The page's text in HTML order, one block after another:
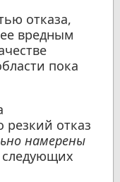
отказа,
вредным
пока
резкий отказ
намерены